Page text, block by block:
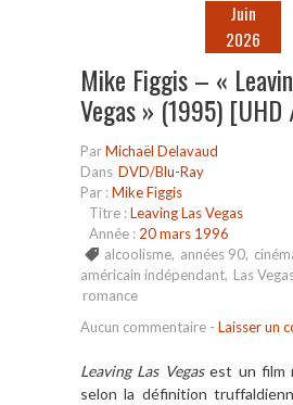
Juin
2026
Mike Figgis – «
Vegas » (1995)
ParMichaël Delavaud
Dans DVD/Blu-Ray
Par :Mike Figgis
Titre :Leaving Las Vegas
Année : 20 mars 1996
alcoolisme, années 90,
américain indépendant, Las
romance
Aucun commentaire - Laisser un
Leaving Las Vegasest un film
selon la définition